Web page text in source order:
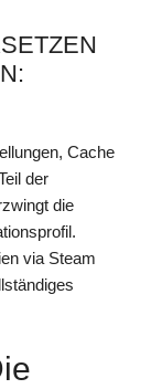
Cache
der
die
via Steam